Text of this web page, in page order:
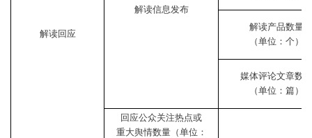
解读回应
解读信息发布
解读产品数量
（单位：个）
媒体评论文章数量
（单位：篇）
回应公众关注热点或
重大舆情数量（单位：